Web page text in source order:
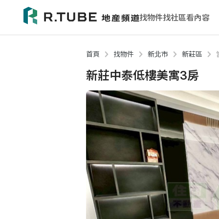
找物件找社區看內容
首頁 找物件 新北市 新莊區
新莊中泰低樓美寓3房